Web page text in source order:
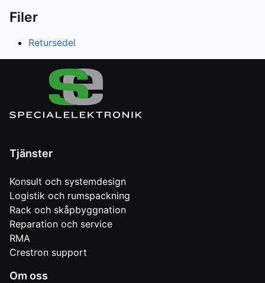
Filer
Retursedel
Tjänster
Konsult och systemdesign
Logistik och rumspackning
Rack och skåpbyggnation
Reparation och service
RMA
Crestron support
Om oss